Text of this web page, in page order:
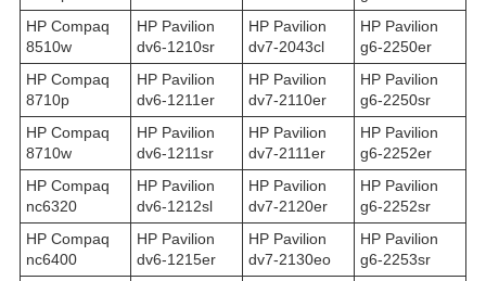
HP Compaq
8510w
HP Pavilion
dv6-1210sr
HP Pavilion
dv7-2043cl
HP Pavilion
g6-2250er
HP Compaq
8710p
HP Pavilion
dv6-1211er
HP Pavilion
dv7-2110er
HP Pavilion
g6-2250sr
HP Compaq
8710w
HP Pavilion
dv6-1211sr
HP Pavilion
dv7-2111er
HP Pavilion
g6-2252er
HP Compaq
nc6320
HP Pavilion
dv6-1212sl
HP Pavilion
dv7-2120er
HP Pavilion
g6-2252sr
HP Compaq
nc6400
HP Pavilion
dv6-1215er
HP Pavilion
dv7-2130eo
HP Pavilion
g6-2253sr